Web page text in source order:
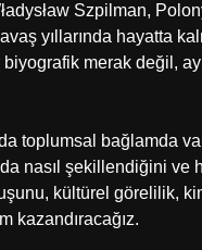
Szpilman,
yıllarında hayatta
merak değil,
toplumsal bağlamda
nasıl şekillendiğini ve
kültürel görelilik,
kazandıracağız.